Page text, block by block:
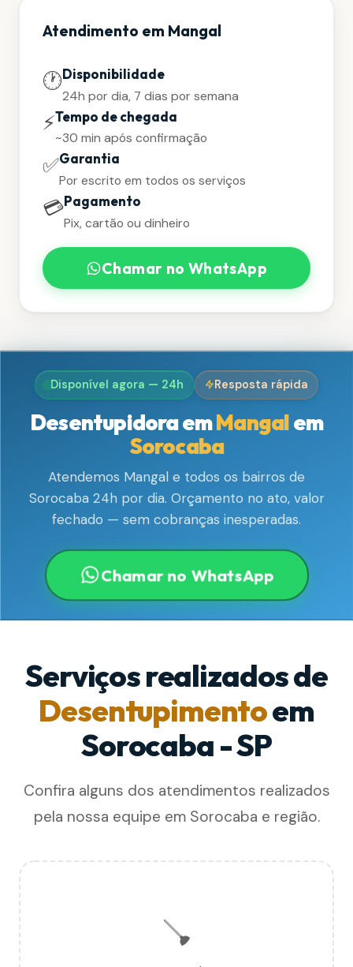
Atendimento em Mangal
🕐Disponibilidade
24h por dia, 7 dias por semana
⚡Tempo de chegada
~30 min após confirmação
✅Garantia
Por escrito em todos os serviços
💳Pagamento
Pix, cartão ou dinheiro
Chamar no WhatsApp
Disponível agora — 24h Resposta rápida
Desentupidora emMangalem
Sorocaba
Atendemos Mangal e todos os bairros de
Sorocaba 24h por dia. Orçamento no ato, valor
fechado — sem cobranças inesperadas.
Chamar no WhatsApp
Serviços realizados de
Desentupimentoem
Sorocaba - SP
Confira alguns dos atendimentos realizados
pela nossa equipe em Sorocaba e região.
🪠